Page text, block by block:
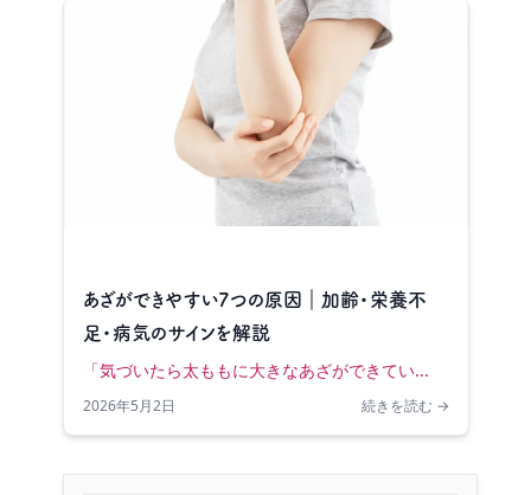
あざができやすい7つの原因｜加齢・栄養不
足・病気のサインを解説
「気づいたら太ももに大きなあざができてい...
2026年5月2日 続きを読む →